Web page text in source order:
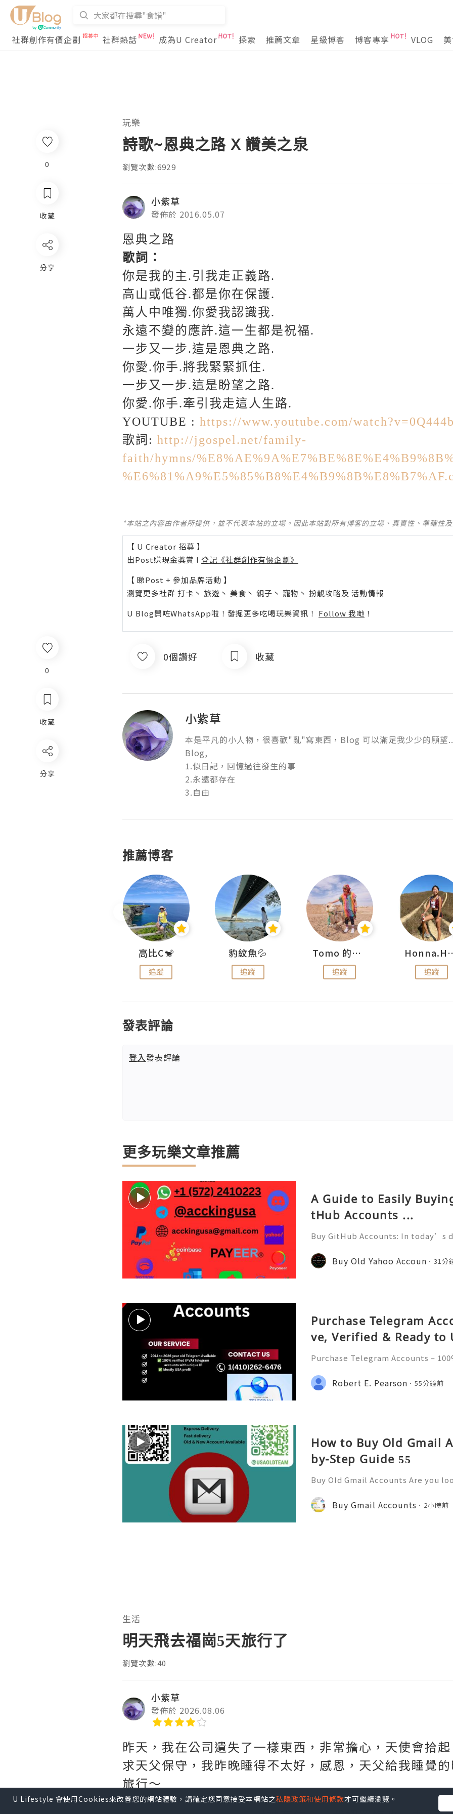
社群創作有價企劃 社群熱話 成為U Creator 探索 推薦文章 星級博客 博客專享 VLOG
0
收藏
分享
玩樂
詩歌~恩典之路 X 讚美之泉
瀏覽次數:6929
小紫草
發佈於 2016.05.07
恩典之路
歌詞：
你是我的主.引我走正義路.
高山或低谷.都是你在保護.
萬人中唯獨.你愛我認識我.
永遠不變的應許.這一生都是祝福.
一步又一步.這是恩典之路.
你愛.你手.將我緊緊抓住.
一步又一步.這是盼望之路.
你愛.你手.牽引我走這人生路.
YOUTUBE : https://www.youtube.com/
歌詞: http://jgospel.net/family-
faith/hymns/
*本站之內容由作者所提供，並不代表本站的立場。因此本站對所有博客的立場、真實性、準確性
【 U Creator 招募 】
出Post賺現金獎賞 l 登記《社群創作有價企劃》
【 睇Post + 參加品牌活動 】
瀏覽更多社群 打卡 丶 旅遊 丶 美食 丶 親子 丶 寵物 丶 扮靚攻略及 活動情報
U Blog開咗WhatsApp啦！發掘更多吃喝玩樂資訊！ Follow 我哋 ！
0個讚好 收藏
小紫草
本是平凡的小人物，很喜歡"亂"寫東西，Blog 可以滿足我少少的願望..
Blog,
1.似日記，回憶過往發生的事
2.永遠都存在
3.自由
推薦博客
高比C🐒
追蹤
豹紋魚💦
追蹤
Tomo 的快樂宇宙
追蹤 追蹤
發表評論
登入發表評論
更多玩樂文章推薦
A Guide to Easily
tHub Accounts ...
Buy GitHub Accounts: In today’s
n ever. GitHub has become one
forms for developers, compa
Buy Old Yahoo Accoun 31分
Purchase Telegram
ve, Verified & Ready to
Purchase Telegram Accounts –
m has emerged as one of the
rms, boasting millions of us
Robert E. Pearson 55分鐘前
How to Buy Old Gmail
by-Step Guide 55
Buy Old Gmail Accounts Are you
ail accounts might just be the
r. With millions of users r
Buy Gmail Accounts 2小時前
0
收藏
分享
生活
明天飛去福崗5天旅行了
瀏覽次數:40
小紫草
發佈於 2026.08.06
昨天，我在公司遺失了一樣東西，非常擔心，天使會拾
求天父保守，我昨晚睡得不太好，感恩，天父給我睡覺
旅行～
U Lifestyle 會使用Cookies來改善您的網站體驗，請確定您同意接受本網站之私隱政策和使用條款才可繼續瀏覽。